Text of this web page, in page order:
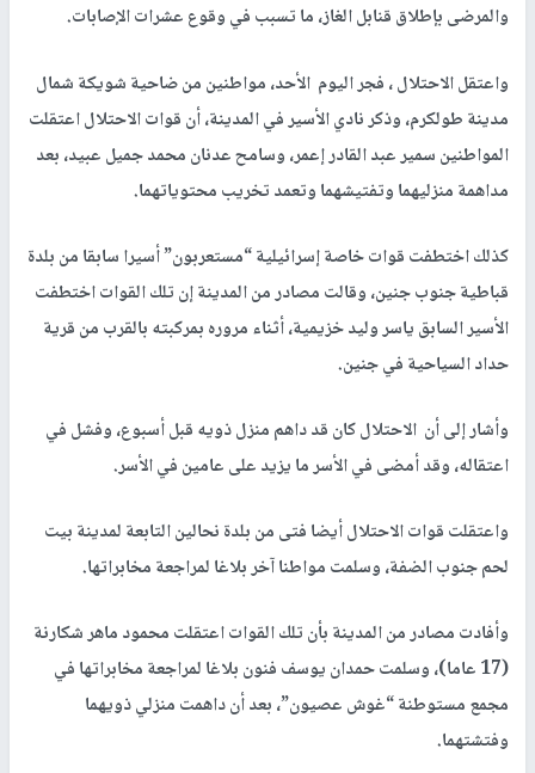
والمرضى بإطلاق قنابل الغاز، ما تسبب في وقوع عشرات الإصابات.
واعتقل الاحتلال ، فجر اليوم الأحد، مواطنين من ضاحية شويكة شمال
مدينة طولكرم، وذكر نادي الأسير في المدينة، أن قوات الاحتلال اعتقلت
المواطنين سمير عبد القادر إعمر، وسامح عدنان محمد جميل عبيد، بعد
مداهمة منزليهما وتفتيشهما وتعمد تخريب محتوياتهما.
كذلك اختطفت قوات خاصة إسرائيلية “مستعربون” أسيرا سابقا من بلدة
قباطية جنوب جنين، وقالت مصادر من المدينة إن تلك القوات اختطفت
الأسير السابق ياسر وليد خزيمية، أثناء مروره بمركبته بالقرب من قرية
حداد السياحية في جنين.
وأشار إلى أن الاحتلال كان قد داهم منزل ذويه قبل أسبوع، وفشل في
اعتقاله، وقد أمضى في الأسر ما يزيد على عامين في الأسر.
واعتقلت قوات الاحتلال أيضا فتى من بلدة نحالين التابعة لمدينة بيت
لحم جنوب الضفة، وسلمت مواطنا آخر بلاغا لمراجعة مخابراتها.
وأفادت مصادر من المدينة بأن تلك القوات اعتقلت محمود ماهر شكارنة
(17 عاما)، وسلمت حمدان يوسف فنون بلاغا لمراجعة مخابراتها في
مجمع مستوطنة “غوش عصيون”، بعد أن داهمت منزلي ذويهما
وفتشتهما.